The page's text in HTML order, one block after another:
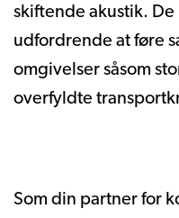
skiftende akustik.
udfordrende at føre
omgivelser såsom
overfyldte
Som din partner for